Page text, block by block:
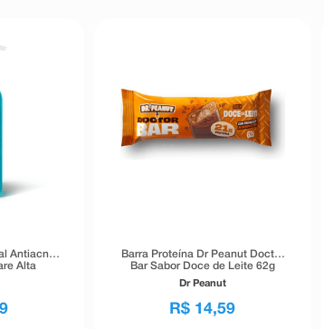
Antiacne
Alta
Barra Proteína Dr Peanut Doctor
Bar Sabor Doce de Leite 62g
Dr Peanut
R$ 14,59